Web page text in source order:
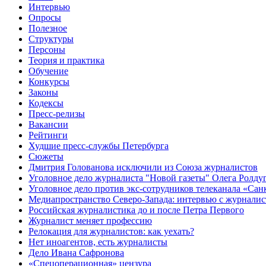
Интервью
Опросы
Полезное
Структуры
Персоны
Теория и практика
Обучение
Конкурсы
Законы
Кодексы
Пресс-релизы
Вакансии
Рейтинги
Худшие пресс-службы Петербурга
Сюжеты
Дмитрия Голованова исключили из Союза журналистов
Уголовное дело журналиста "Новой газеты" Олега
Уголовное дело против экс-сотрудников телеканала
Медиапространство Северо-Запада: интервью с
Российская журналистика до и после Петра Первого
Журналист меняет профессию
Релокация для журналистов: как уехать?
Нет иноагентов, есть журналисты
Дело Ивана Сафронова
«Спецоперационная» цензура